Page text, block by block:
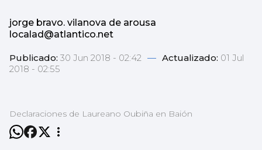
jorge bravo. vilanova de arousa
localad@atlantico.net
Publicado: 30 Jun 2018 - 02:42 — Actualizado: 01 Jul
2018 - 02:55
Declaraciones de Laureano Oubiña en Baión